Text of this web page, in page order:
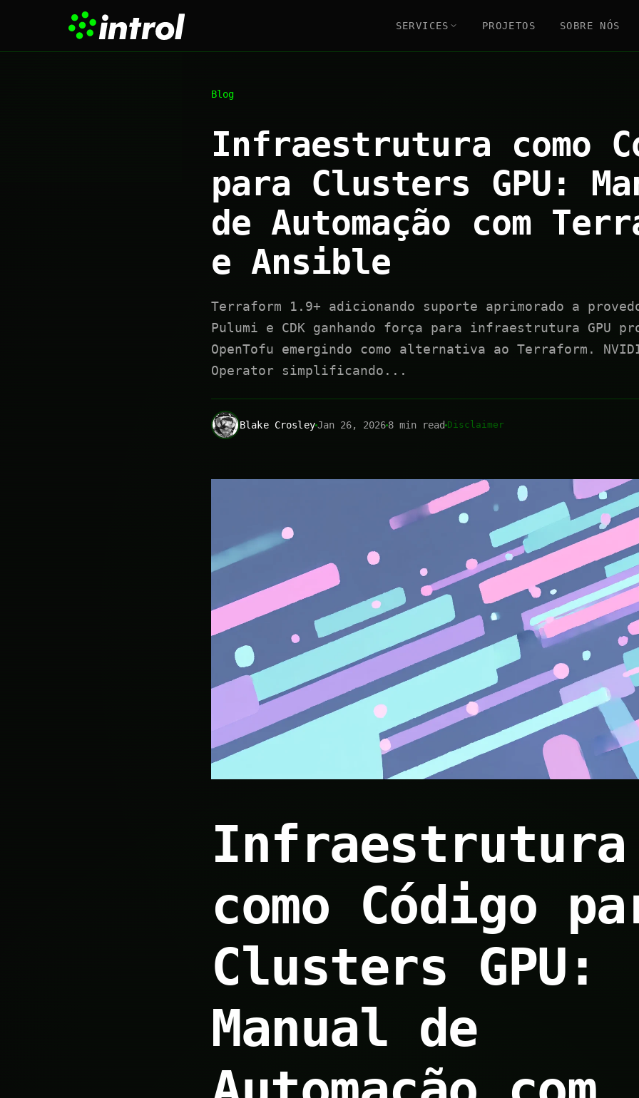
SERVICES PROJETOS SOBRE NÓS
Blog
Infraestrutura como
para Clusters GPU:
de Automação com
e Ansible
Terraform 1.9+ adicionando suporte aprimorado a
Pulumi e CDK ganhando força para infraestrutura GPU
OpenTofu emergindo como alternativa ao Terraform.
Operator simplificando...
Blake CrosleyJan 26, 20268 min read Disclaimer
Infraestrutura
como Código
Clusters GPU:
Manual de